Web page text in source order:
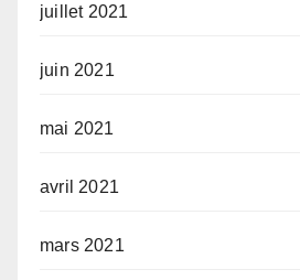
juillet 2021
juin 2021
mai 2021
avril 2021
mars 2021